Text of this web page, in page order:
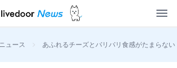
ュース > あふれるチーズとパリパリ食感がたまらな